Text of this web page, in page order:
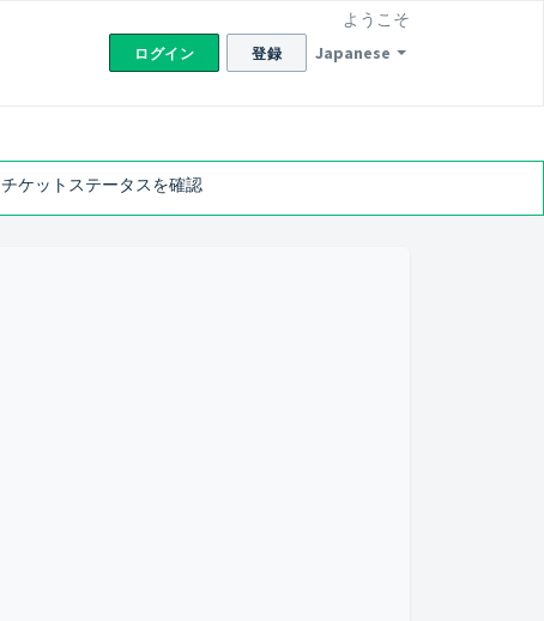
Japanese
ようこそ
ログイン 登録
チケットステータスを確認